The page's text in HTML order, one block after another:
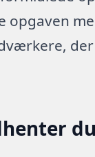
opgaven